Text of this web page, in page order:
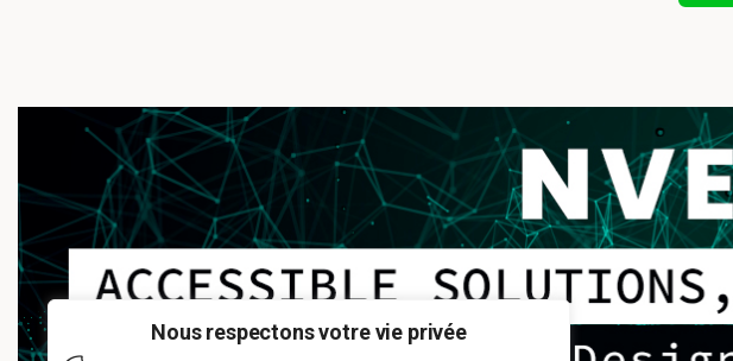
Nous respectons votre vie privée